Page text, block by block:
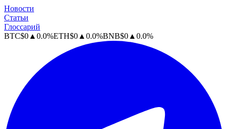
Новости
Статьи
Глоссарий
BTC$0 ▲ 0.0%ETH$0 ▲ 0.0%BNB$0 ▲ 0.0%